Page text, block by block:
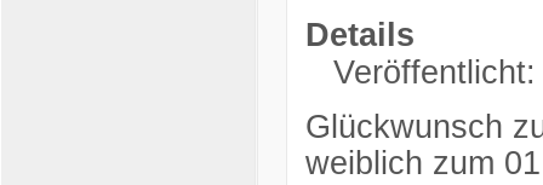
Details
Glückwunsch
weiblich zum